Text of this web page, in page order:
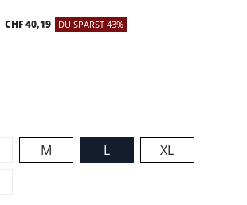
CHF 40,19 DU SPARST 43%
M L
XL